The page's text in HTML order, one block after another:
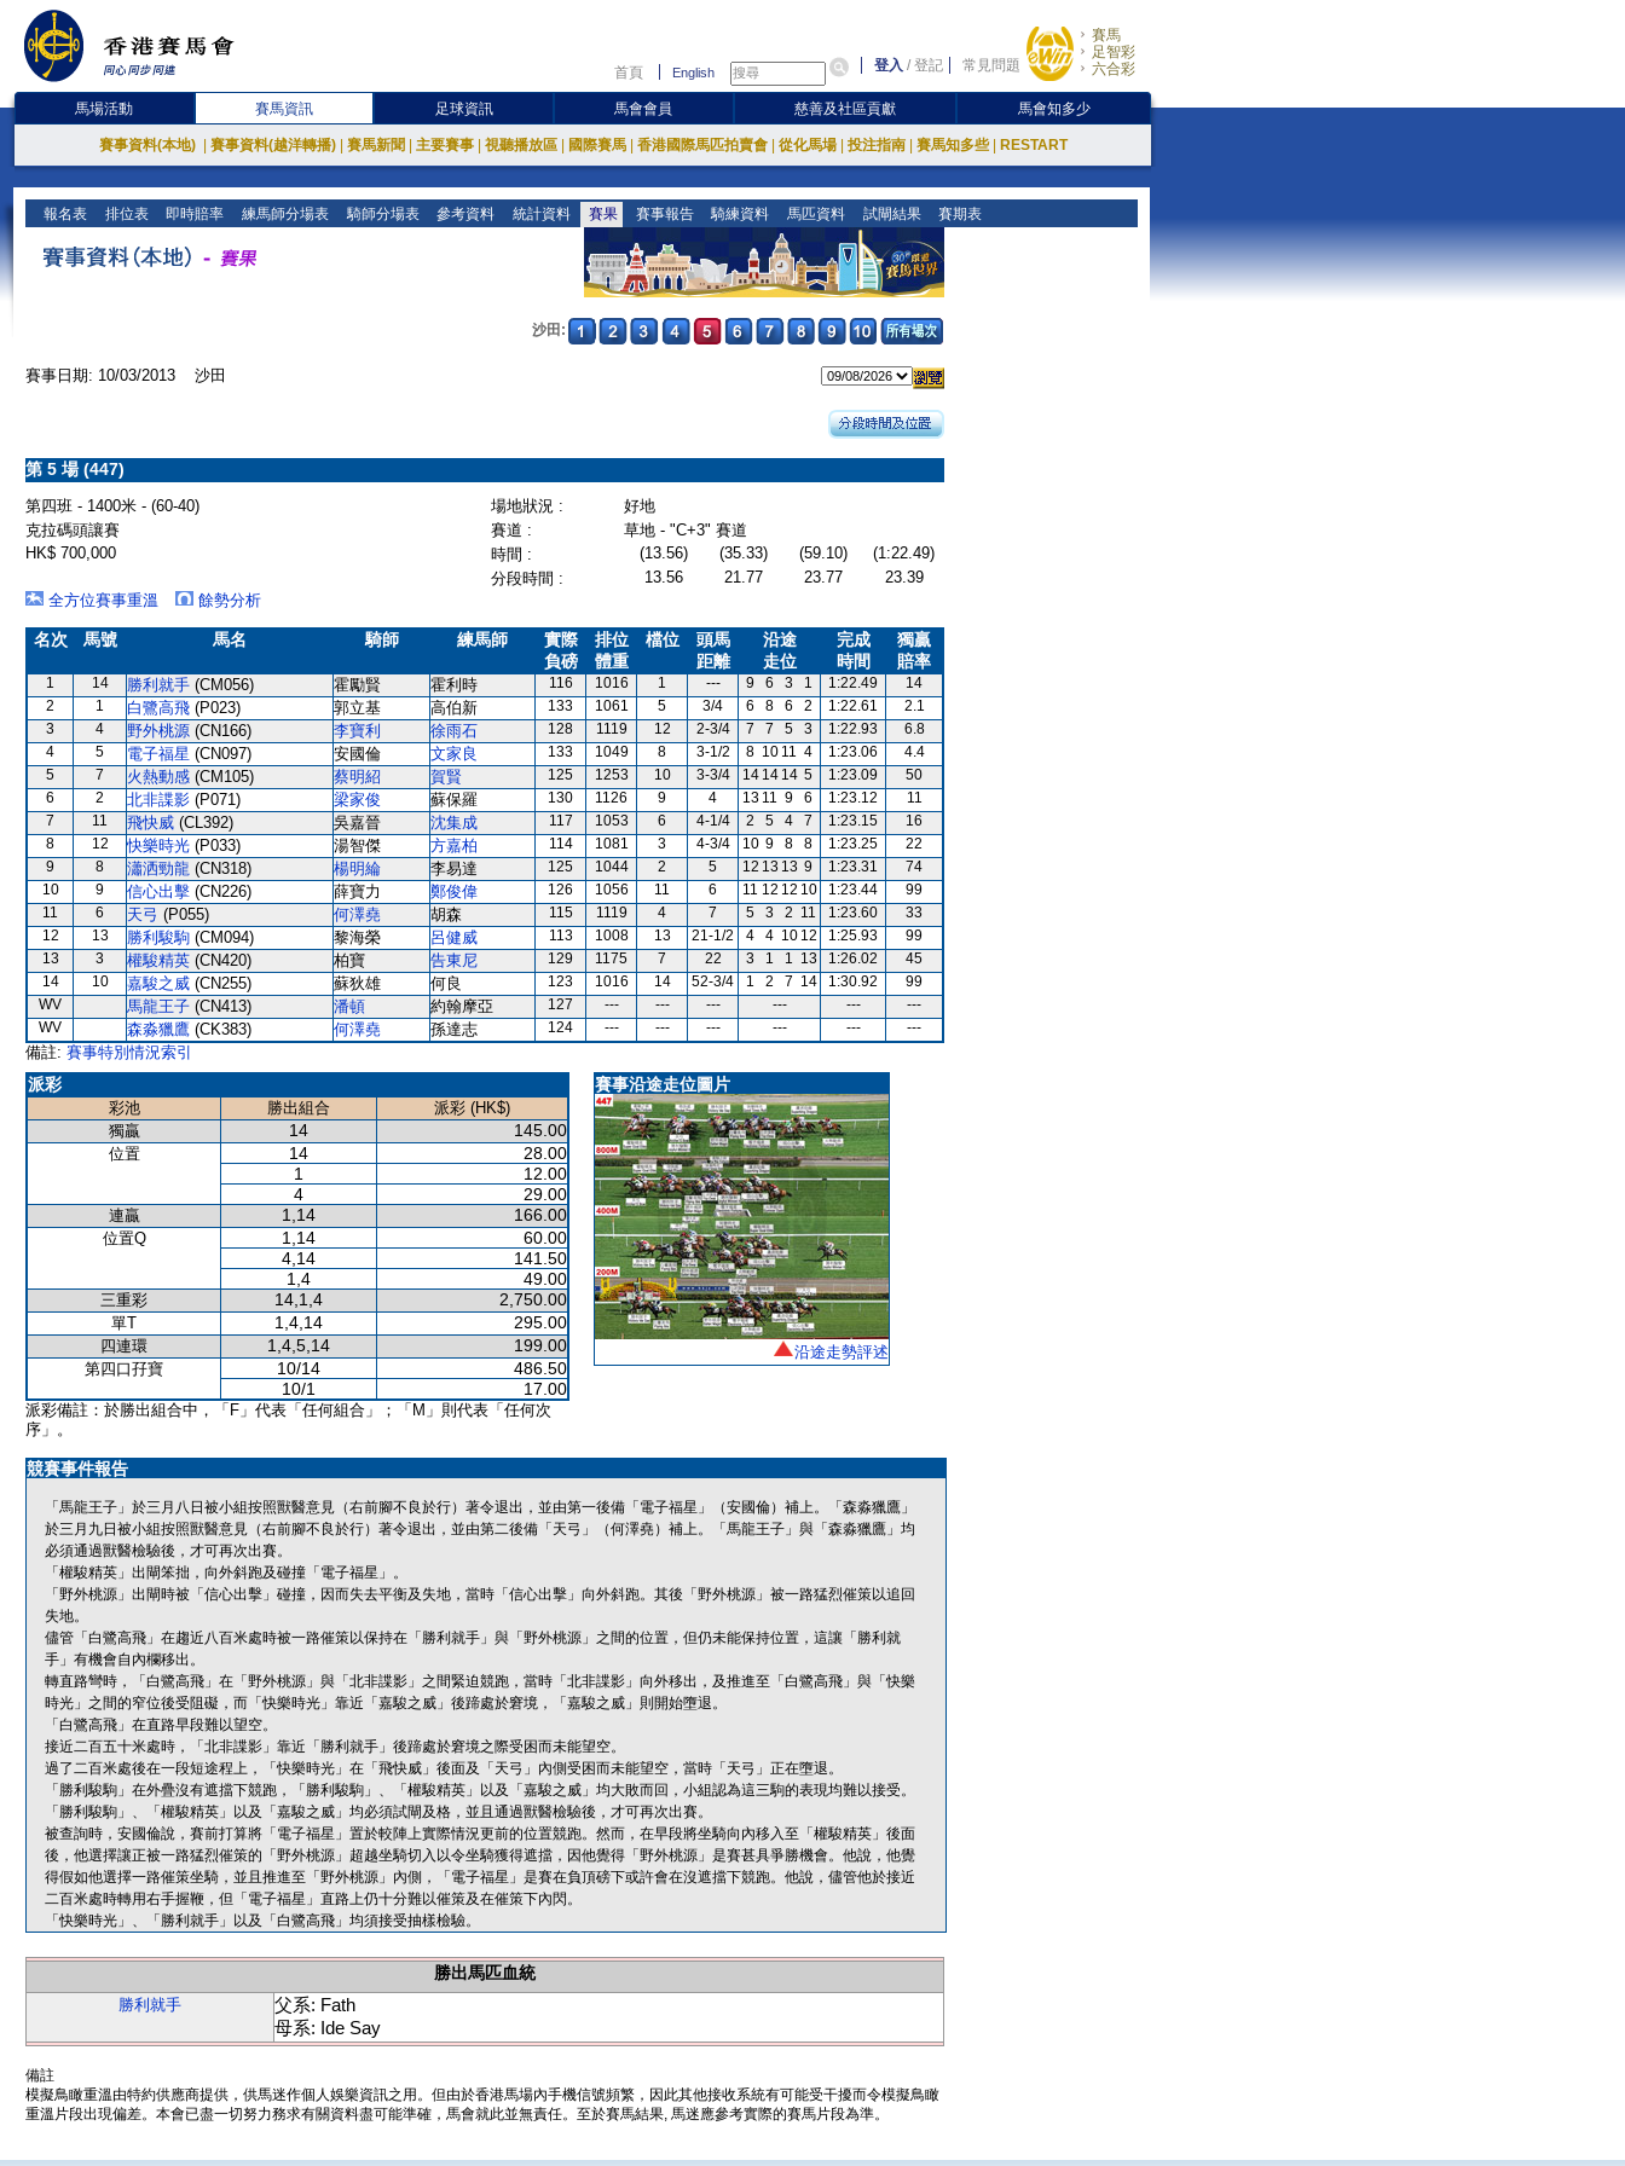
首頁 English 登入 /登記 常見問題
賽馬
足智彩
六合彩
馬場活動 賽馬資訊 足球資訊 馬會會員 慈善及社區貢獻 馬會知多少
賽事資料(本地) 賽事資料(越洋轉播) 賽馬新聞 主要賽事 視聽播放區 國際賽馬 香港國際馬匹拍賣會 從化馬場 投注指南 賽馬知多些 RESTART
報名表 排位表 即時賠率 練馬師分場表 騎師分場表 參考資料 統計資料 賽果 賽事報告 騎練資料 馬匹資料 試閘結果 賽期表
沙田:
賽事日期: 10/03/2013 沙田
第 5 場 (447)
第四班 - 1400米 - (60-40) 場地狀況 :
好地
克拉碼頭讓賽
賽道 :
草地 - "C+3" 賽道
HK$ 700,000
時間 : (13.56) (35.33) (59.10)
(1:22.49)
分段時間 :
13.56 21.77 23.77
23.39
全方位賽事重溫
餘勢分析
名次 馬號 馬名 騎師 練馬師
實際
負磅
排位
體重
檔位
頭馬
距離
沿途
走位
完成
時間
獨贏
賠率
1 14 勝利就手 (CM056) 霍勵賢 霍利時 116 1016 1 --- 9 6 3 1 1:22.49
14
2
1 白鷺高飛 (P023) 郭立基 高伯新 133 1061 5 3/4 6 8 6 2 1:22.61
2.1
3
4 野外桃源 (CN166) 李寶利 徐雨石 128 1119 12 2-3/4 7 7 5 3 1:22.93
6.8
4
5 電子福星 (CN097) 安國倫 文家良 133 1049 8 3-1/2 8 10 11 4 1:23.06
4.4
5
7 火熱動感 (CM105) 蔡明紹 賀賢 125 1253 10 3-3/4 14 14 14 5 1:23.09
50
6
2 北非諜影 (P071) 梁家俊 蘇保羅 130 1126 9 4 13 11 9 6 1:23.12
11
7
11 飛快威 (CL392) 吳嘉晉 沈集成 117 1053 6 4-1/4 2 5 4 7 1:23.15
16
8
12 快樂時光 (P033) 湯智傑 方嘉柏 114 1081 3 4-3/4 10 9 8 8 1:23.25
22
9
8 瀟洒勁龍 (CN318) 楊明綸 李易達 125 1044 2 5 12 13 13 9 1:23.31
74
10
9 信心出擊 (CN226) 薛寶力 鄭俊偉 126 1056 11 6 11 12 12 10 1:23.44
99
11
6 天弓 (P055) 何澤堯 胡森 115 1119 4 7 5 3 2 11 1:23.60
33
12
13 勝利駿駒 (CM094) 黎海榮 呂健威 113 1008 13 21-1/2 4 4 10 12 1:25.93
99
13
3 權駿精英 (CN420) 柏寶 告東尼 129 1175 7 22 3 1 1 13 1:26.02
45
14
10 嘉駿之威 (CN255) 蘇狄雄 何良 123 1016 14 52-3/4 1 2 7 14 1:30.92
99
WV
馬龍王子 (CN413) 潘頓 約翰摩亞 127 --- --- --- --- ---
---
WV
森淼獵鷹 (CK383) 何澤堯 孫達志 124 --- --- --- --- --- ---
備註: 賽事特別情況索引
派彩
彩池 勝出組合
派彩 (HK$)
獨贏
14 145.00
位置 14
28.00
1
12.00
4
29.00
連贏 1,14 166.00
位置Q 1,14
60.00
4,14
141.50
1,4
49.00
三重彩 14,1,4 2,750.00
單T 1,4,14 295.00
四連環 1,4,5,14 199.00
第四口孖寶 10/14
486.50
10/1
17.00
派彩備註：於勝出組合中，「F」代表「任何組合」；「M」則代表「任何次
序」。
賽事沿途走位圖片
沿途走勢評述
競賽事件報告
「馬龍王子」於三月八日被小組按照獸醫意見（右前腳不良於行）著令退出，並由第一後備「電子福星」（安國倫）補上。「森淼獵鷹」
於三月九日被小組按照獸醫意見（右前腳不良於行）著令退出，並由第二後備「天弓」（何澤堯）補上。「馬龍王子」與「森淼獵鷹」均
必須通過獸醫檢驗後，才可再次出賽。
「權駿精英」出閘笨拙，向外斜跑及碰撞「電子福星」。
「野外桃源」出閘時被「信心出擊」碰撞，因而失去平衡及失地，當時「信心出擊」向外斜跑。其後「野外桃源」被一路猛烈催策以追回
失地。
儘管「白鷺高飛」在趨近八百米處時被一路催策以保持在「勝利就手」與「野外桃源」之間的位置，但仍未能保持位置，這讓「勝利就
手」有機會自內欄移出。
轉直路彎時，「白鷺高飛」在「野外桃源」與「北非諜影」之間緊迫競跑，當時「北非諜影」向外移出，及推進至「白鷺高飛」與「快樂
時光」之間的窄位後受阻礙，而「快樂時光」靠近「嘉駿之威」後蹄處於窘境，「嘉駿之威」則開始墮退。
「白鷺高飛」在直路早段難以望空。
接近二百五十米處時，「北非諜影」靠近「勝利就手」後蹄處於窘境之際受困而未能望空。
過了二百米處後在一段短途程上，「快樂時光」在「飛快威」後面及「天弓」內側受困而未能望空，當時「天弓」正在墮退。
「勝利駿駒」在外疊沒有遮擋下競跑，「勝利駿駒」、「權駿精英」以及「嘉駿之威」均大敗而回，小組認為這三駒的表現均難以接受。
「勝利駿駒」、「權駿精英」以及「嘉駿之威」均必須試閘及格，並且通過獸醫檢驗後，才可再次出賽。
被查詢時，安國倫說，賽前打算將「電子福星」置於較陣上實際情況更前的位置競跑。然而，在早段將坐騎向內移入至「權駿精英」後面
後，他選擇讓正被一路猛烈催策的「野外桃源」超越坐騎切入以令坐騎獲得遮擋，因他覺得「野外桃源」是賽甚具爭勝機會。他說，他覺
得假如他選擇一路催策坐騎，並且推進至「野外桃源」內側，「電子福星」是賽在負頂磅下或許會在沒遮擋下競跑。他說，儘管他於接近
二百米處時轉用右手握鞭，但「電子福星」直路上仍十分難以催策及在催策下內閃。
「快樂時光」、「勝利就手」以及「白鷺高飛」均須接受抽樣檢驗。
勝出馬匹血統
勝利就手
父系: Fath
母系: Ide Say
備註
模擬鳥瞰重溫由特約供應商提供，供馬迷作個人娛樂資訊之用。但由於香港馬場內手機信號頻繁，因此其他接收系統有可能受干擾而令模擬鳥瞰
重溫片段出現偏差。本會已盡一切努力務求有關資料盡可能準確，馬會就此並無責任。至於賽馬結果, 馬迷應參考實際的賽馬片段為準。